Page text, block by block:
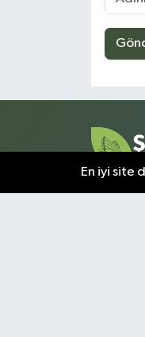
Şırnak ve
En iyi site